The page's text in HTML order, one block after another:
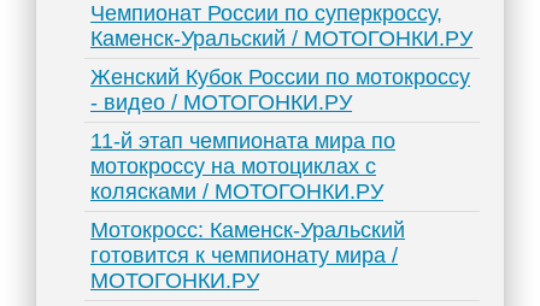
Чемпионат России по суперкроссу,
Каменск-Уральский / МОТОГОНКИ.РУ
Женский Кубок России по мотокроссу
- видео / МОТОГОНКИ.РУ
11-й этап чемпионата мира по
мотокроссу на мотоциклах с
колясками / МОТОГОНКИ.РУ
Мотокросс: Каменск-Уральский
готовится к чемпионату мира /
МОТОГОНКИ.РУ